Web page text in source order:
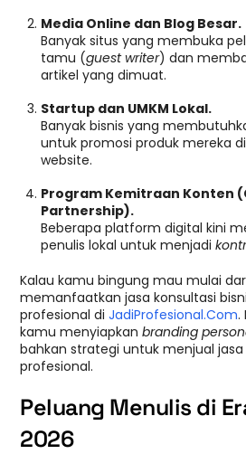
Media Online dan Blog Besar.
Banyak situs yang membuka
tamu (guest writer) dan
artikel yang dimuat.
Startup dan UMKM Lokal.
Banyak bisnis yang
untuk promosi produk mereka
website.
Program Kemitraan Konten
Partnership).
Beberapa platform digital kini
penulis lokal untuk menjadi
Kalau kamu bingung mau mulai
memanfaatkan jasa konsultasi
profesional diJadiProfesional.Com.
kamu menyiapkanbranding
bahkan strategi untuk menjual
profesional.
Peluang Menulis di
2026